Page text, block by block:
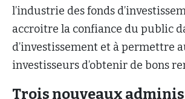
l’industrie des fonds
accroitre la confiance du public
d’investissement et à permettre
investisseurs d’obtenir de bons
Trois nouveaux